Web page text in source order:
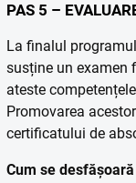
PAS 5 –
La finalul
susține un examen
ateste
Promovarea
certificatului de
Cum se